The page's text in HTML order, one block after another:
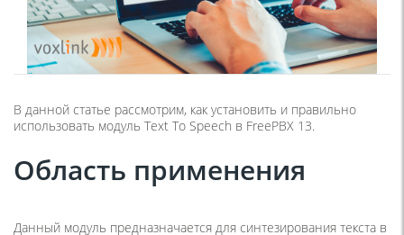
В данной статье рассмотрим, как установить и правильно
использовать модуль Text To Speech в FreePBX 13.
Область применения
Данный модуль предназначается для синтезирования текста в